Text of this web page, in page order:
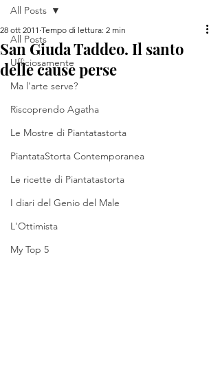
All Posts
Ufficiosamente
Ma l'arte serve?
Riscoprendo Agatha
Le Mostre di Piantatastorta
PiantataStorta Contemporanea
Le ricette di Piantatastorta
I diari del Genio del Male
L'Ottimista
My Top 5
All Posts
San Giuda Taddeo. Il santo
delle cause perse
28 ott 2011 Tempo di lettura: 2 min